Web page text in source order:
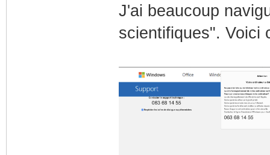
J'ai beaucoup
scientifiques". Voici